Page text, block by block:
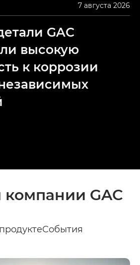
7 августа 2026
GAC
высокую
к коррозии
компании GAC
События